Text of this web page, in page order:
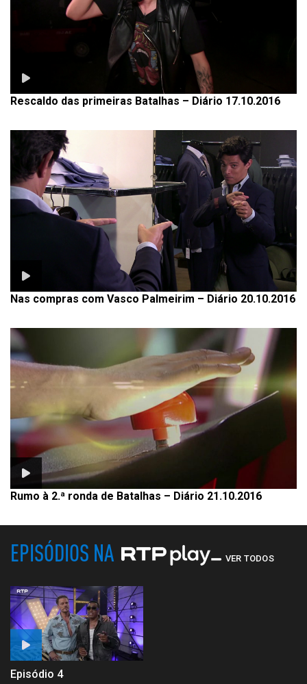
Rescaldo das primeiras Batalhas – Diário 17.10.2016
Nas compras com Vasco Palmeirim – Diário 20.10.2016
Rumo à 2.ª ronda de Batalhas – Diário 21.10.2016
EPISÓDIOS NA VER TODOS
Episódio 4